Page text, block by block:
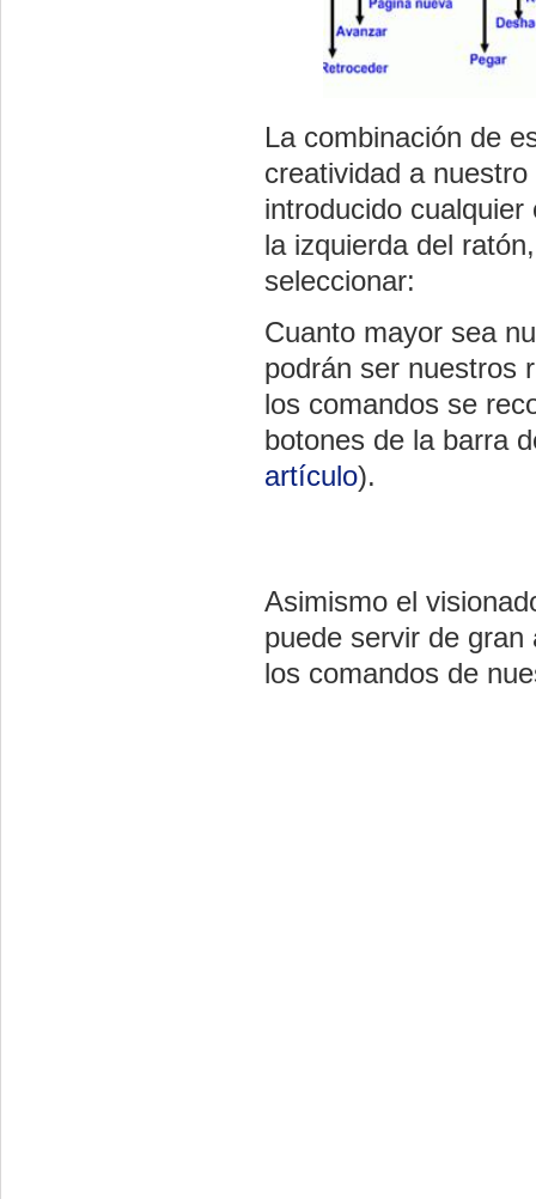
La combinación de
creatividad a
introducido
la izquierda del
seleccionar:
Cuanto mayor sea
podrán ser nuestros
los comandos se
botones de la barra
artículo).
Asimismo el
puede servir de
los comandos de